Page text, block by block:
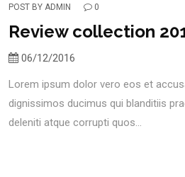
POST BY ADMIN 0
Review collection
06/12/2016
Lorem ipsum dolor vero eos et
dignissimos ducimus qui blanditiis
deleniti atque corrupti quos...